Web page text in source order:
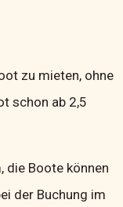
zu mieten, ohne
schon ab 2,5
die Boote können
der Buchung im